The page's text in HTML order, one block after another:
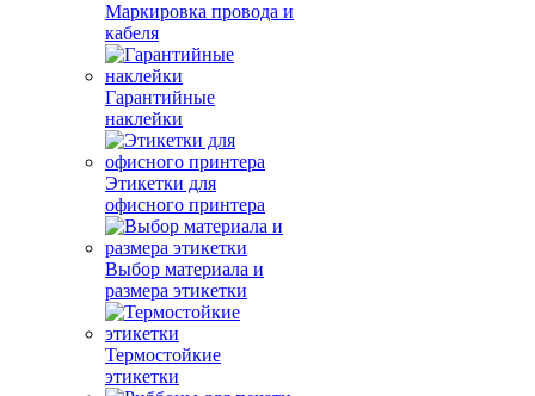
Маркировка провода и
кабеля
Гарантийные
наклейки
Этикетки для
офисного принтера
Выбор материала и
размера этикетки
Термостойкие
этикетки